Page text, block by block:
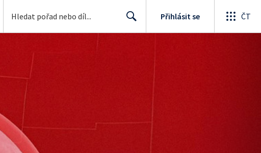
Přihlásit se ČT